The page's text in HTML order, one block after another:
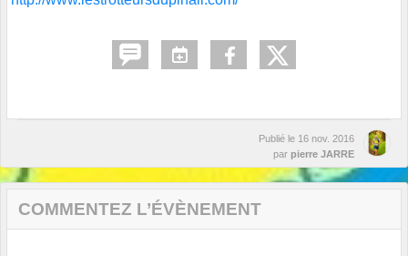
Publié le 16 nov. 2016
par pierre JARRE
COMMENTEZ L’ÉVÈNEMENT